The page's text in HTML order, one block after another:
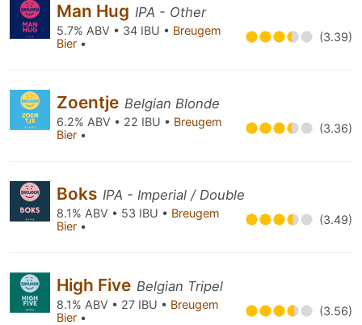
Man Hug IPA - Other
5.7% ABV • 34 IBU • Breugem
Bier • (3.39)
Zoentje Belgian Blonde
6.2% ABV • 22 IBU • Breugem
Bier • (3.36)
Boks IPA - Imperial / Double
8.1% ABV • 53 IBU • Breugem
Bier • (3.49)
High Five Belgian Tripel
8.1% ABV • 27 IBU • Breugem
Bier • (3.56)